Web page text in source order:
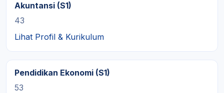
Akuntansi (S1)
43
Lihat Profil & Kurikulum
Pendidikan Ekonomi (S1)
53